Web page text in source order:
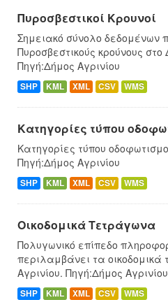
Πυροσβεστικοί Κρουνοί
Σημειακό σύνολο δεδομένων
Πυροσβεστικούς κρούνους στο
Πηγή:Δήμος Αγρινίου
SHP KML XML CSV WMS
Κατηγορίες τύπου
Κατηγορίες τύπου
Πηγή:Δήμος Αγρινίου
SHP KML XML CSV WMS
Οικοδομικά Τετράγωνα
Πολυγωνικό επίπεδο
περιλαμβάνει τα
Αγρινίου. Πηγή:Δήμος Αγρινίου
SHP KML XML CSV WMS